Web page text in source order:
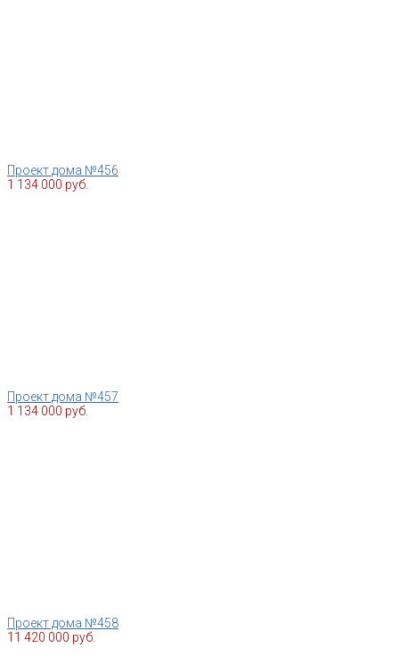
Проект дома №456
1 134 000 руб.
Проект дома №457
1 134 000 руб.
Проект дома №458
11 420 000 руб.